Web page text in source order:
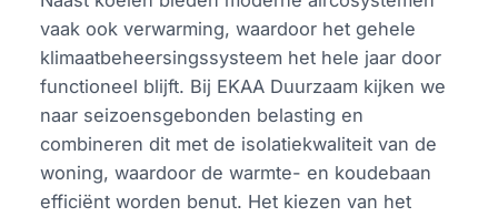
vaak ook verwarming, waardoor het gehele
klimaatbeheersingssysteem het hele jaar door
functioneel blijft. Bij EKAA Duurzaam kijken we
naar seizoensgebonden belasting en
combineren dit met de isolatiekwaliteit van de
woning, waardoor de warmte- en koudebaan
efficiënt worden benut. Het kiezen van het